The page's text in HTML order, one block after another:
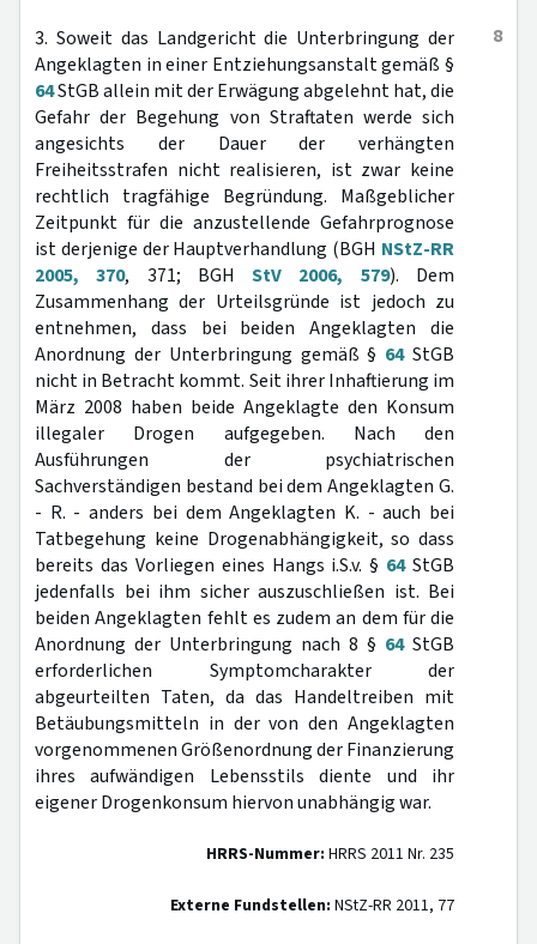
8
3. Soweit das Landgericht die Unterbringung der
Angeklagten in einer Entziehungsanstalt gemäß §
64StGB allein mit der Erwägung abgelehnt hat, die
Gefahr der Begehung von Straftaten werde sich
angesichts der Dauer der verhängten
Freiheitsstrafen nicht realisieren, ist zwar keine
rechtlich tragfähige Begründung. Maßgeblicher
Zeitpunkt für die anzustellende Gefahrprognose
ist derjenige der Hauptverhandlung (BGH NStZ-RR
2005, 370, 371; BGHStV 2006, 579). Dem
Zusammenhang der Urteilsgründe ist jedoch zu
entnehmen, dass bei beiden Angeklagten die
Anordnung der Unterbringung gemäß § 64StGB
nicht in Betracht kommt. Seit ihrer Inhaftierung im
März 2008 haben beide Angeklagte den Konsum
illegaler Drogen aufgegeben. Nach den
Ausführungen der psychiatrischen
Sachverständigen bestand bei dem Angeklagten G.
- R. - anders bei dem Angeklagten K. - auch bei
Tatbegehung keine Drogenabhängigkeit, so dass
bereits das Vorliegen eines Hangs i.S.v. § 64StGB
jedenfalls bei ihm sicher auszuschließen ist. Bei
beiden Angeklagten fehlt es zudem an dem für die
Anordnung der Unterbringung nach 8 § 64StGB
erforderlichen Symptomcharakter der
abgeurteilten Taten, da das Handeltreiben mit
Betäubungsmitteln in der von den Angeklagten
vorgenommenen Größenordnung der Finanzierung
ihres aufwändigen Lebensstils diente und ihr
eigener Drogenkonsum hiervon unabhängig war.
HRRS-Nummer: HRRS 2011 Nr. 235
Externe Fundstellen: NStZ-RR 2011, 77